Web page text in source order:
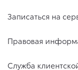
Записаться на
Правовая
Служба